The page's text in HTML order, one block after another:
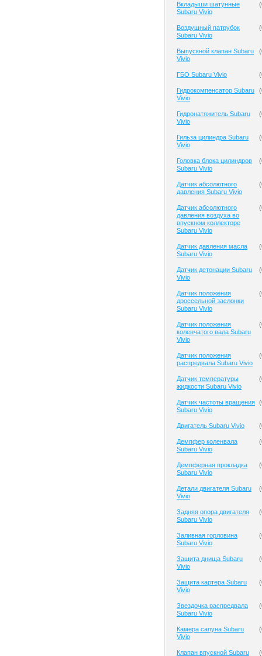
Вкладыши шатунные
Subaru Vivio
(
Воздушный патрубок
Subaru Vivio
(
Выпускной клапан Subaru
Vivio
(
ГБО Subaru Vivio (
Гидрокомпенсатор Subaru
Vivio
(
Гидронатяжитель Subaru
Vivio
(
Гильза цилиндра Subaru
Vivio
(
Головка блока цилиндров
Subaru Vivio
(
Датчик абсолютного
давления Subaru Vivio
(
Датчик абсолютного
давления воздуха во
впускном коллекторе
Subaru Vivio
(
Датчик давления масла
Subaru Vivio
(
Датчик детонации Subaru
Vivio
(
Датчик положения
дроссельной заслонки
Subaru Vivio
(
Датчик положения
коленчатого вала Subaru
Vivio
(
Датчик положения
распредвала Subaru Vivio
(
Датчик температуры
жидкости Subaru Vivio
(
Датчик частоты вращения
Subaru Vivio
(
Двигатель Subaru Vivio (
Демпфер коленвала
Subaru Vivio
(
Демпферная прокладка
Subaru Vivio
(
Детали двигателя Subaru
Vivio
(
Задняя опора двигателя
Subaru Vivio
(
Заливная горловина
Subaru Vivio
(
Защита днища Subaru
Vivio
(
Защита картера Subaru
Vivio
(
Звездочка распредвала
Subaru Vivio
(
Камера сапуна Subaru
Vivio
(
Клапан впускной Subaru (